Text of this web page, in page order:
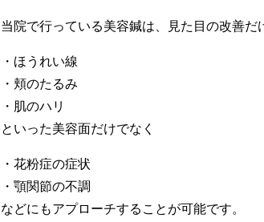
当院で行っている美容鍼は、見た目の改善だ
・ほうれい線
・頬のたるみ
・肌のハリ
といった美容面だけでなく
・花粉症の症状
・顎関節の不調
などにもアプローチすることが可能です。